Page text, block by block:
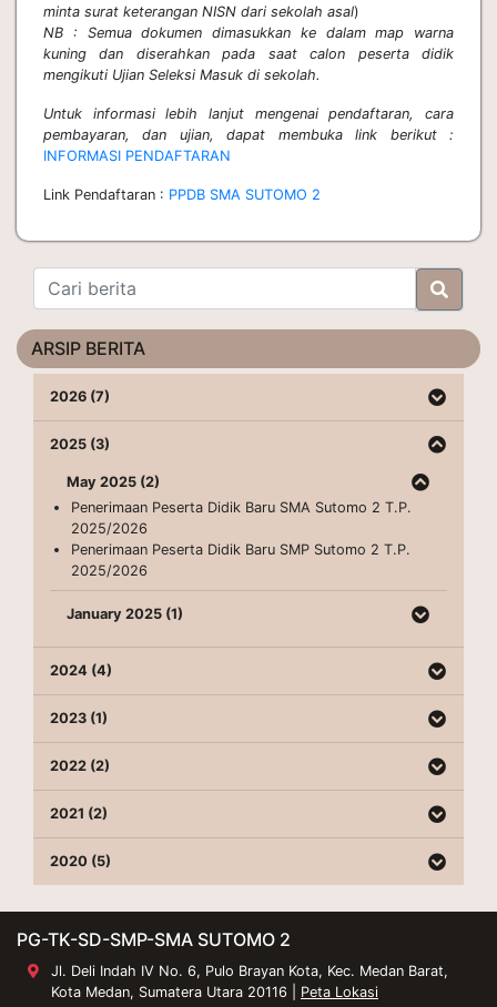
minta surat keterangan NISN dari sekolah asal)
NB : Semua dokumen dimasukkan ke dalam map warna
kuning dan diserahkan pada saat calon peserta didik
mengikuti Ujian Seleksi Masuk di sekolah.
Untuk informasi lebih lanjut mengenai pendaftaran, cara
pembayaran, dan ujian, dapat membuka link berikut :
INFORMASI PENDAFTARAN
Link Pendaftaran : PPDB SMA SUTOMO 2
ARSIP BERITA
2026 (7)
2025 (3)
May 2025 (2)
Penerimaan Peserta Didik Baru SMA Sutomo 2 T.P.
2025/2026
Penerimaan Peserta Didik Baru SMP Sutomo 2 T.P.
2025/2026
January 2025 (1)
2024 (4)
2023 (1)
2022 (2)
2021 (2)
2020 (5)
PG-TK-SD-SMP-SMA SUTOMO 2
Jl. Deli Indah IV No. 6, Pulo Brayan Kota, Kec. Medan Barat,
Kota Medan, Sumatera Utara 20116 | Peta Lokasi